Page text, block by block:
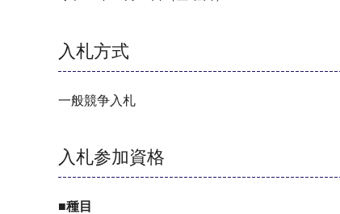
入札方式
一般競争入札
入札参加資格
■種目